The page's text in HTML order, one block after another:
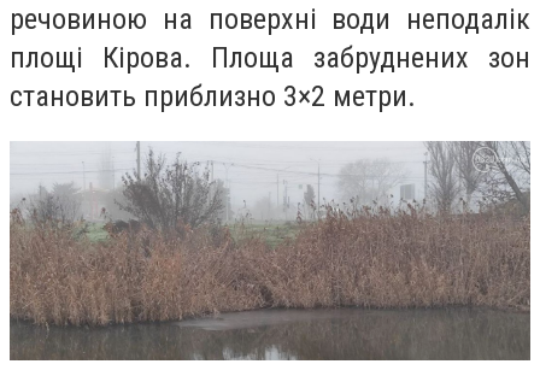
речовиною на поверхні води неподалік
площі Кірова. Площа забруднених зон
становить приблизно 3×2 метри.